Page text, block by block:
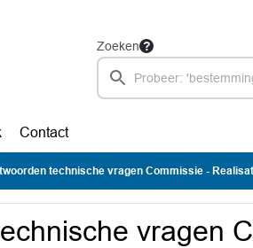
Zoeken
Contact
technische vragen Commissie - Realisatie BMX-baan en pumptrack
vragen